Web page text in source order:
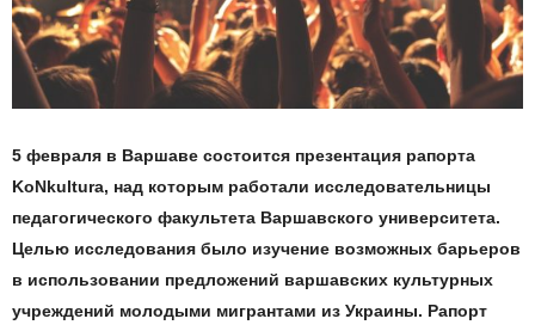
5 февраля в Варшаве состоится презентация рапорта
KoNkultura, над которым работали исследовательницы
педагогического факультета Варшавского университета.
Целью исследования было изучение возможных барьеров
в использовании предложений варшавских культурных
учреждений молодыми мигрантами из Украины. Рапорт